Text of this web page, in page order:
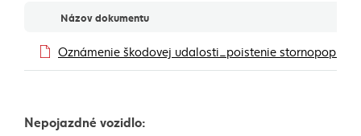
DokumentyNázov dokumentu
Oznámenie škodovej udalosti_poistenie
Nepojazdné vozidlo: